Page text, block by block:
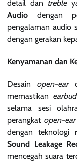
detail dan treble
Audio dengan
pengalaman audio
dengan gerakan
Kenyamanan dan
Desain open-ear
memastikan earbud
selama sesi
perangkat open-ear
dengan teknologi
Sound Leakage
mencegah suara